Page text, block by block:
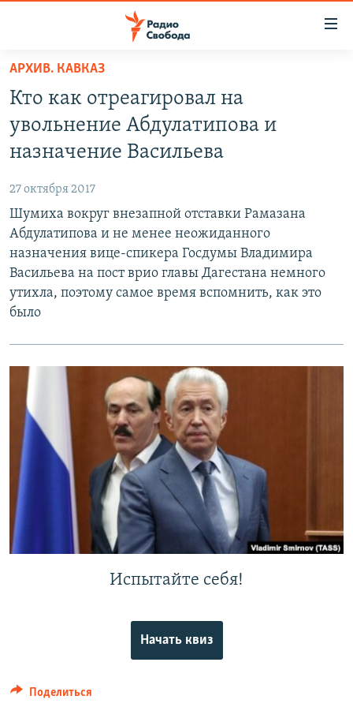
упрощенного
доступа
основному
Вернутся
главной
навигации
Вернутся
поиску
АВТОРСКИЕ ПРОЕКТЫ
МНЕНИЯ
КУЛЬТУРА
IDEL.РЕАЛИИ
СЕВЕР.РЕАЛИИ
РАСПИСАНИЕ ВЕЩАНИЯ
ПОДПИШИТЕСЬ НА РАССЫЛКУ
СОЦИАЛЬНЫЕ СЕТИ
Все сайты РСЕ/РС
АРХИВ. КАВКАЗ
Кто как отреагировал на
увольнение Абдулатипова и
назначение Васильева
27 октября 2017
Шумиха вокруг внезапной отставки Рамазана
Абдулатипова и не менее неожиданного
назначения вице-спикера Госдумы Владимира
Васильева на пост врио главы Дагестана немного
утихла, поэтому самое время вспомнить, как это
было
Испытайте себя!
Начать квиз
Поделиться